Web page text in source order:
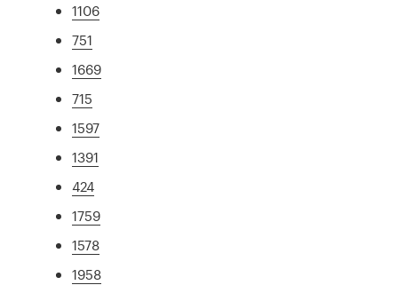
1106
751
1669
715
1597
1391
424
1759
1578
1958